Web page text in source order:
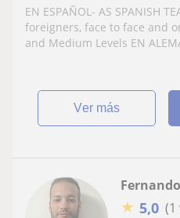
EN ESPAÑOL- AS SPANISH
foreigners, face to face and
and Medium Levels EN
ver más
Fernando
★ 5,0 (1